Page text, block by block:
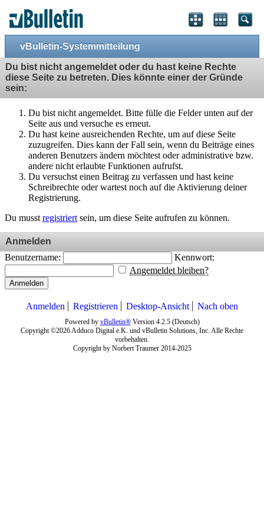
vBulletin-Systemmitteilung
Du bist nicht angemeldet oder du hast keine Rechte
diese Seite zu betreten. Dies könnte einer der Gründe
sein:
Du bist nicht angemeldet. Bitte fülle die Felder unten auf der
Seite aus und versuche es erneut.
Du hast keine ausreichenden Rechte, um auf diese Seite
zuzugreifen. Dies kann der Fall sein, wenn du Beiträge eines
anderen Benutzers ändern möchtest oder administrative bzw.
andere nicht erlaubte Funktionen aufrufst.
Du versuchst einen Beitrag zu verfassen und hast keine
Schreibrechte oder wartest noch auf die Aktivierung deiner
Registrierung.
Du musst registriert sein, um diese Seite aufrufen zu können.
Anmelden
Benutzername:
Kennwort:
Angemeldet bleiben?
Anmelden
Anmelden Registrieren Desktop-Ansicht Nach oben
Powered by vBulletin®Version 4.2.5 (Deutsch)
Copyright ©2026 Adduco Digital e.K. und vBulletin Solutions, Inc. Alle Rechte
vorbehalten.
Copyright by Norbert Traumer 2014-2025